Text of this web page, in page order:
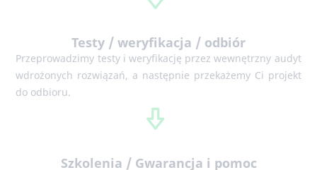
Przeprowadzimy testy i weryfikację przez wewnętrzny audyt
wdrożonych rozwiązań, a następnie przekażemy Ci projekt
do odbioru.
Przeprowadzimy Ci szkolenie z obsługi sklepu